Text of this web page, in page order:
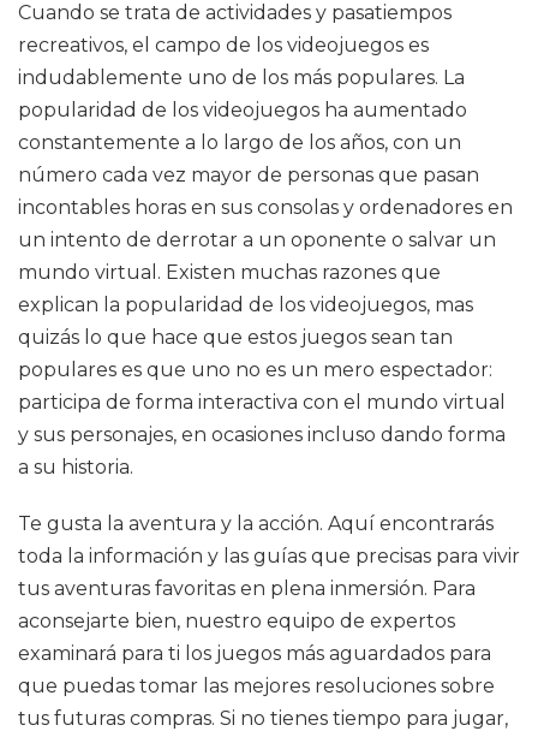
Cuando se trata de actividades y pasatiempos
recreativos, el campo de los videojuegos es
indudablemente uno de los más populares. La
popularidad de los videojuegos ha aumentado
constantemente a lo largo de los años, con un
número cada vez mayor de personas que pasan
incontables horas en sus consolas y ordenadores en
un intento de derrotar a un oponente o salvar un
mundo virtual. Existen muchas razones que
explican la popularidad de los videojuegos, mas
quizás lo que hace que estos juegos sean tan
populares es que uno no es un mero espectador:
participa de forma interactiva con el mundo virtual
y sus personajes, en ocasiones incluso dando forma
a su historia.
Te gusta la aventura y la acción. Aquí encontrarás
toda la información y las guías que precisas para vivir
tus aventuras favoritas en plena inmersión. Para
aconsejarte bien, nuestro equipo de expertos
examinará para ti los juegos más aguardados para
que puedas tomar las mejores resoluciones sobre
tus futuras compras. Si no tienes tiempo para jugar,